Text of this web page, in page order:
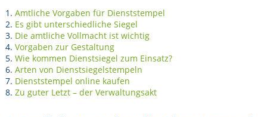
Amtliche Vorgaben für Dienststempel
Es gibt unterschiedliche Siegel
Die amtliche Vollmacht ist wichtig
Vorgaben zur Gestaltung
Wie kommen Dienstsiegel zum Einsatz?
Arten von Dienstsiegelstempeln
Dienststempel online kaufen
Zu guter Letzt – der Verwaltungsakt